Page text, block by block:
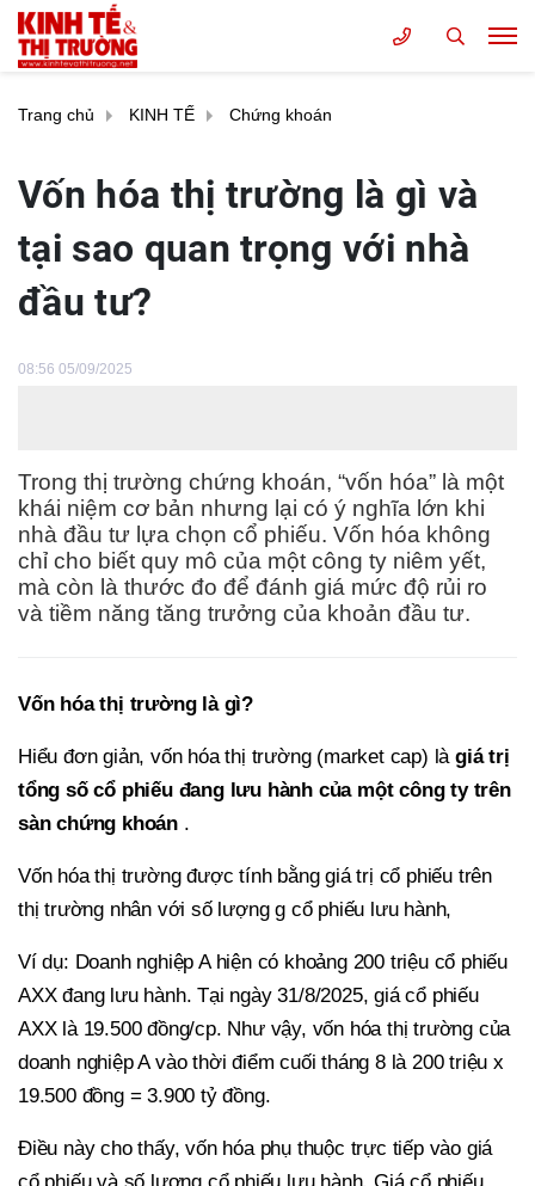
Trang chủ KINH TẾ Chứng khoán
Vốn hóa thị trường là gì và
tại sao quan trọng với nhà
đầu tư?
08:56 05/09/2025
Trong thị trường chứng khoán, “vốn hóa” là một
khái niệm cơ bản nhưng lại có ý nghĩa lớn khi
nhà đầu tư lựa chọn cổ phiếu. Vốn hóa không
chỉ cho biết quy mô của một công ty niêm yết,
mà còn là thước đo để đánh giá mức độ rủi ro
và tiềm năng tăng trưởng của khoản đầu tư.
Vốn hóa thị trường là gì?
Hiểu đơn giản, vốn hóa thị trường (market cap) là giá trị
tổng số cổ phiếu đang lưu hành của một công ty trên
sàn chứng khoán .
Vốn hóa thị trường được tính bằng giá trị cổ phiếu trên
thị trường nhân với số lượng g cổ phiếu lưu hành,
Ví dụ: Doanh nghiệp A hiện có khoảng 200 triệu cổ phiếu
AXX đang lưu hành. Tại ngày 31/8/2025, giá cổ phiếu
AXX là 19.500 đồng/cp. Như vậy, vốn hóa thị trường của
doanh nghiệp A vào thời điểm cuối tháng 8 là 200 triệu x
19.500 đồng = 3.900 tỷ đồng.
Điều này cho thấy, vốn hóa phụ thuộc trực tiếp vào giá
cổ phiếu và số lượng cổ phiếu lưu hành. Giá cổ phiếu